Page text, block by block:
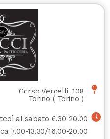
Corso Vercelli, 108
Torino ( Torino )
al sabato 6.30-20.00
7.00-13.30/16.00-20.00